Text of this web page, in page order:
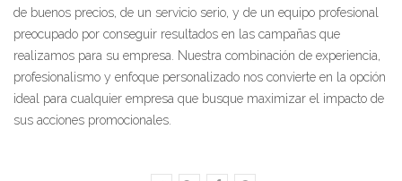
de buenos precios, de un servicio serio, y de un equipo profesional
preocupado por conseguir resultados en las campañas que
realizamos para su empresa. Nuestra combinación de experiencia,
profesionalismo y enfoque personalizado nos convierte en la opción
ideal para cualquier empresa que busque maximizar el impacto de
sus acciones promocionales.